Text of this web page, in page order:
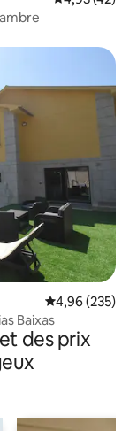
Note
4,96 (235)
Baixas
des prix